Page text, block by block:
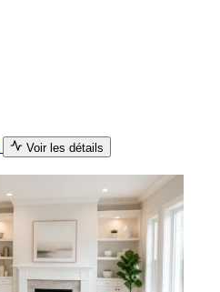
Voir les détails